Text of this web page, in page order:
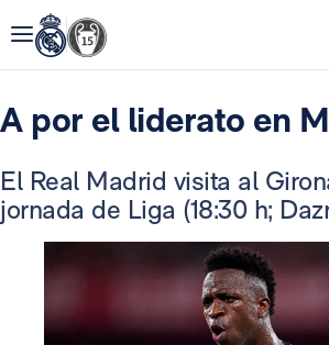
A por el liderato en
El Real Madrid visita al
jornada de Liga (18:30 h;